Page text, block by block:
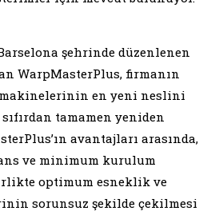
şehrinde düzenlenen
WarpMasterPlus, firmanın
en yeni neslini
tamamen yeniden
avantajları arasında,
ve minimum kurulum
optimum esneklik ve
sorunsuz şekilde çekilmesi